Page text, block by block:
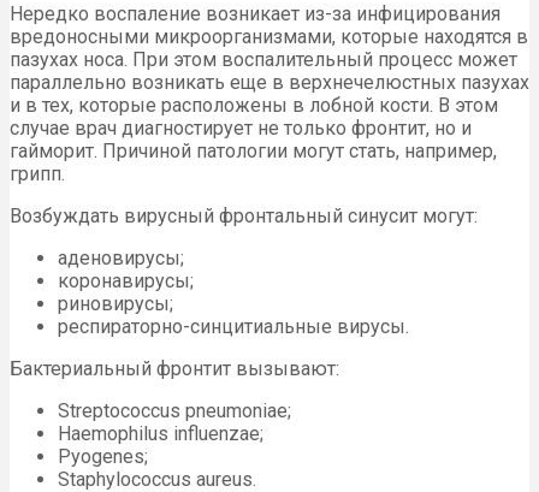
Нередко воспаление возникает из-за инфицирования
вредоносными микроорганизмами, которые находятся в
пазухах носа. При этом воспалительный процесс может
параллельно возникать еще в верхнечелюстных пазухах
и в тех, которые расположены в лобной кости. В этом
случае врач диагностирует не только фронтит, но и
гайморит. Причиной патологии могут стать, например,
грипп.
Возбуждать вирусный фронтальный синусит могут:
аденовирусы;
коронавирусы;
риновирусы;
респираторно-синцитиальные вирусы.
Бактериальный фронтит вызывают:
Streptococcus pneumoniae;
Haemophilus influenzae;
Pyogenes;
Staphylococcus aureus.